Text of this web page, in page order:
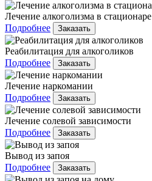
Лечение алкоголизма в стационаре
Подробнее
Заказать
Реабилитация для алкоголиков
Подробнее
Заказать
Лечение наркомании
Подробнее
Заказать
Лечение солевой зависимости
Подробнее
Заказать
Вывод из запоя
Подробнее
Заказать